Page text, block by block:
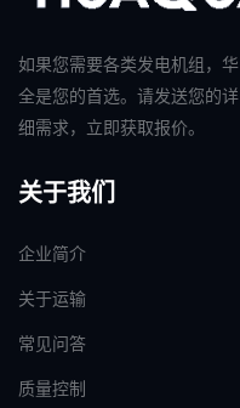
如果您需要各类发电机组，华
全是您的首选。请发送您的详
细需求，立即获取报价。
关于我们
企业简介
关于运输
常见问答
质量控制